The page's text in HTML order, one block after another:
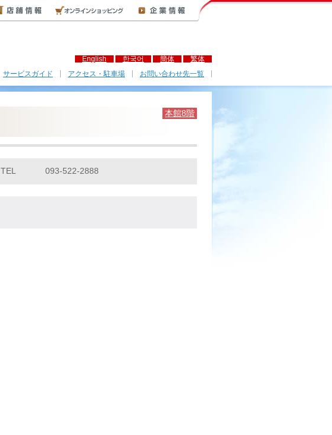
English 한국어 簡体 繁体
サービスガイド アクセス・駐車場 お問い合わせ先一覧
本館8階
TEL 093-522-2888